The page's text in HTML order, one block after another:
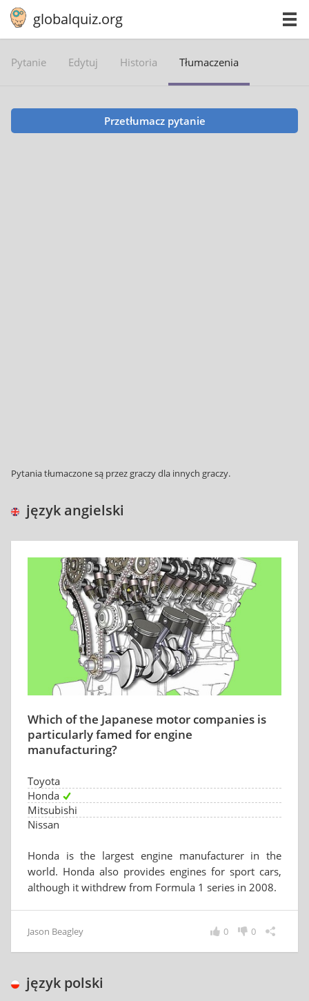
globalquiz.org
Pytanie Edytuj Historia Tłumaczenia
Przetłumacz pytanie
Pytania tłumaczone są przez graczy dla innych graczy.
język angielski
Which of the Japanese motor companies is
particularly famed for engine
manufacturing?
Toyota
Honda
Mitsubishi
Nissan
Honda is the largest engine manufacturer in the
world. Honda also provides engines for sport cars,
although it withdrew from Formula 1 series in 2008.
Jason Beagley 0
0
język polski